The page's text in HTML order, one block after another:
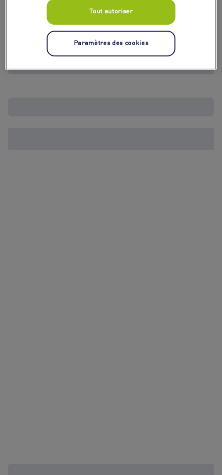
Tout autoriser
Paramètres des cookies